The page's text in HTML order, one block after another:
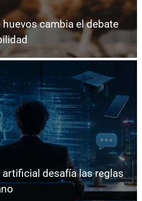
cambia el debate
desafía las reglas